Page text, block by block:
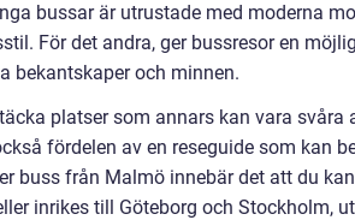
bussar är utrustade med moderna
För det andra, ger bussresor en
bekantskaper och minnen.
platser som annars kan vara svåra
fördelen av en reseguide som kan
buss från Malmö innebär det att du
inrikes till Göteborg och Stockholm,